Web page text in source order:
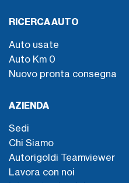
RICERCA AUTO
Auto usate
Auto Km 0
Nuovo pronta consegna
AZIENDA
Sedi
Chi Siamo
Autorigoldi Teamviewer
Lavora con noi